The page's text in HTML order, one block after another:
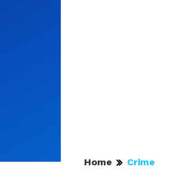
Home Crime